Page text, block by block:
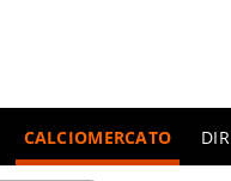
CALCIOMERCATO